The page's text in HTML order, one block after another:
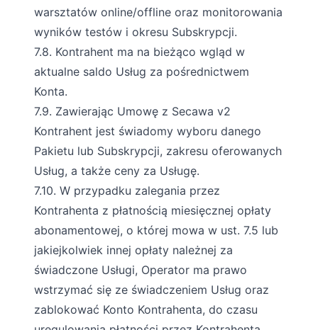
warsztatów online/offline oraz monitorowania
wyników testów i okresu Subskrypcji.
7.8. Kontrahent ma na bieżąco wgląd w
aktualne saldo Usług za pośrednictwem
Konta.
7.9. Zawierając Umowę z Secawa v2
Kontrahent jest świadomy wyboru danego
Pakietu lub Subskrypcji, zakresu oferowanych
Usług, a także ceny za Usługę.
7.10. W przypadku zalegania przez
Kontrahenta z płatnością miesięcznej opłaty
abonamentowej, o której mowa w ust. 7.5 lub
jakiejkolwiek innej opłaty należnej za
świadczone Usługi, Operator ma prawo
wstrzymać się ze świadczeniem Usług oraz
zablokować Konto Kontrahenta, do czasu